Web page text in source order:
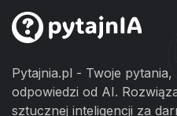
Pytajnia.pl - Twoje pytania,
odpowiedzi od AI.
sztucznej inteligencji za